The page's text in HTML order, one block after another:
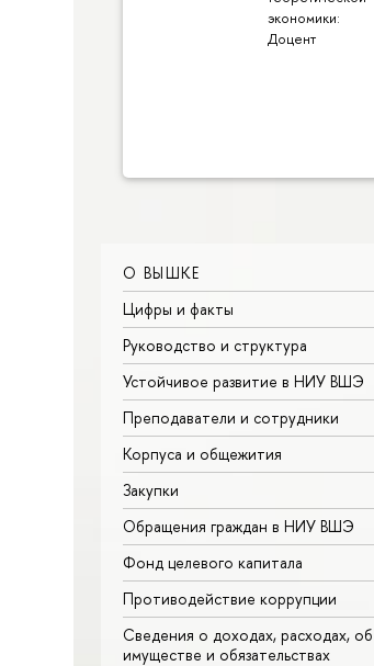
экономики:
Доцент
О ВЫШКЕ
Цифры и факты
Руководство и структура
Устойчивое развитие в НИУ ВШЭ
Преподаватели и сотрудники
Корпуса и общежития
Закупки
Обращения граждан в НИУ ВШЭ
Фонд целевого капитала
Противодействие коррупции
Сведения о доходах, расходах, об
имуществе и обязательствах